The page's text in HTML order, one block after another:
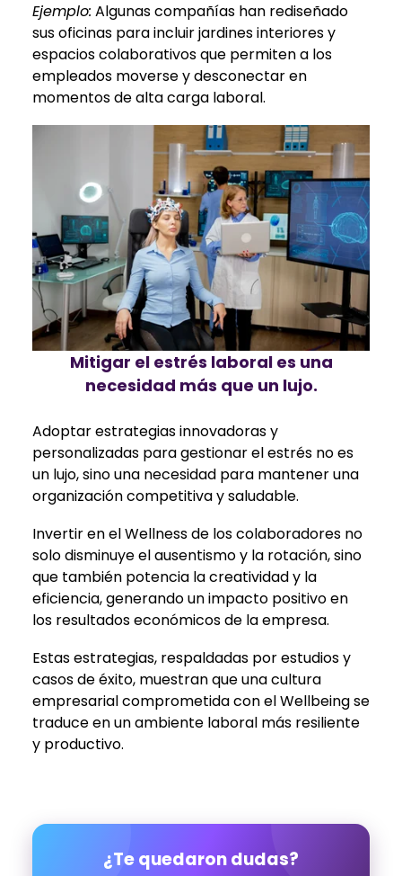
Ejemplo: Algunas compañías han rediseñado
sus oficinas para incluir jardines interiores y
espacios colaborativos que permiten a los
empleados moverse y desconectar en
momentos de alta carga laboral.
Mitigar el estrés laboral es una
necesidad más que un lujo.
Adoptar estrategias innovadoras y
personalizadas para gestionar el estrés no es
un lujo, sino una necesidad para mantener una
organización competitiva y saludable.
Invertir en el Wellness de los colaboradores no
solo disminuye el ausentismo y la rotación, sino
que también potencia la creatividad y la
eficiencia, generando un impacto positivo en
los resultados económicos de la empresa.
Estas estrategias, respaldadas por estudios y
casos de éxito, muestran que una cultura
empresarial comprometida con el Wellbeing se
traduce en un ambiente laboral más resiliente
y productivo.
¿Te quedaron dudas?